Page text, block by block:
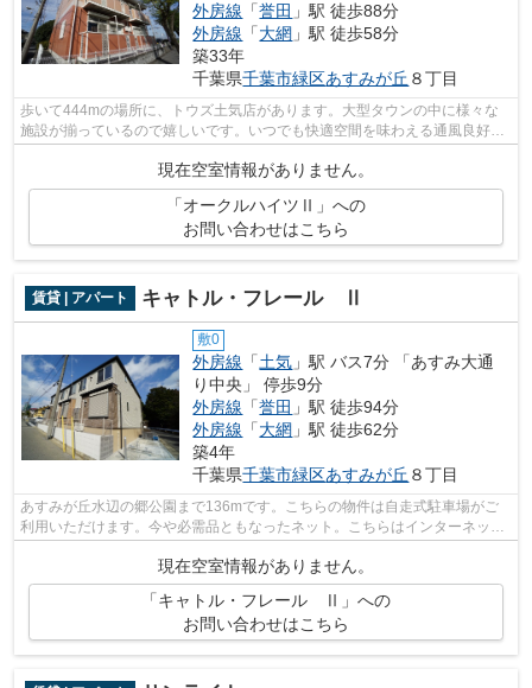
外房線 「誉田 」駅 徒歩88分
外房線 「大網 」駅 徒歩58分
築33年
千葉県千葉市緑区あすみが丘 ８丁目
歩いて444mの場所に、トウズ土気店があります。大型タウンの中に様々な
施設が揃っているので嬉しいです。いつでも快適空間を味わえる通風良好な
現在空室情報がありません。
「オークルハイツⅡ」への
お問い合わせはこちら
賃貸 | アパート キャトル・フレール Ⅱ
敷0
外房線 「土気 」駅 バス7分 「あすみ大通
り中央」 停歩9分
外房線 「誉田 」駅 徒歩94分
外房線 「大網 」駅 徒歩62分
築4年
千葉県千葉市緑区あすみが丘 ８丁目
あすみが丘水辺の郷公園まで136mです。こちらの物件は自走式駐車場がご
利用いただけます。今や必需品ともなったネット。こちらはインターネット
有り物件です。株式会社ネイティブ・ト...
現在空室情報がありません。
「キャトル・フレール Ⅱ」への
お問い合わせはこちら